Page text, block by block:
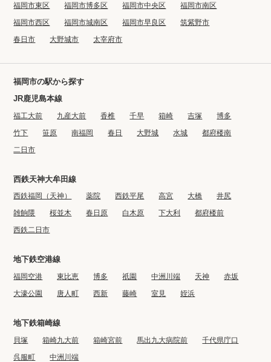
福岡市東区 福岡市博多区 福岡市中央区
福岡市南区
福岡市西区
福岡市城南区 福岡市早良区
筑紫野市
春日市
大野城市 太宰府市
福岡市の駅から探す
JR鹿児島本線
福工大前 九産大前 香椎 千早 箱崎 吉塚
博多
竹下
笹原 南福岡 春日 大野城 水城
都府楼南
二日市
西鉄天神大牟田線
西鉄福岡（天神） 薬院 西鉄平尾 高宮 大橋
井尻
雑餉隈
桜並木 春日原 白木原 下大利
都府楼前
西鉄二日市
地下鉄空港線
福岡空港 東比恵 博多 祇園 中洲川端 天神
赤坂
大濠公園
唐人町 西新 藤崎 室見 姪浜
地下鉄箱崎線
貝塚 箱崎九大前 箱崎宮前 馬出九大病院前
千代県庁口
呉服町
中洲川端